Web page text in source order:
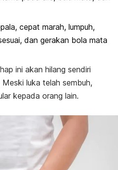
cepat marah, lumpuh,
dan gerakan bola mata
ini akan hilang sendiri
luka telah sembuh,
kepada orang lain.